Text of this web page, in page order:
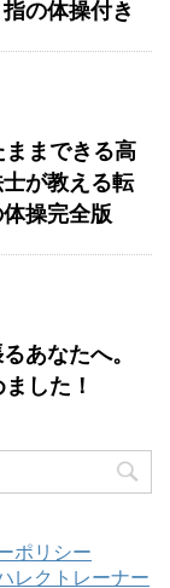
の体操付き
ままできる高
が教える転
操完全版
あなたへ。
した！
ポリシー
レクトレーナー